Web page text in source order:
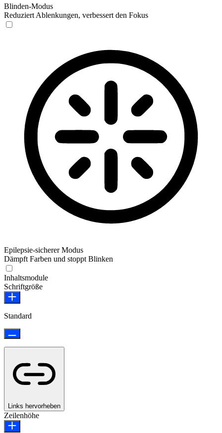
Blinden-Modus
Reduziert Ablenkungen, verbessert den Fokus
Epilepsie-sicherer Modus
Dämpft Farben und stoppt Blinken
Inhaltsmodule
Schriftgröße
Standard
Links hervorheben
Zeilenhöhe